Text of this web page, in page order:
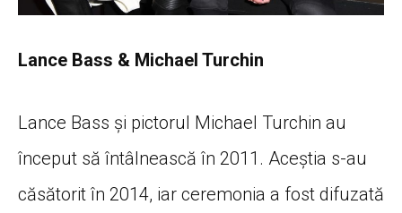
Lance Bass & Michael Turchin
Lance Bass și pictorul Michael Turchin au
început să întâlnească în 2011. Aceștia s-au
căsătorit în 2014, iar ceremonia a fost difuzată